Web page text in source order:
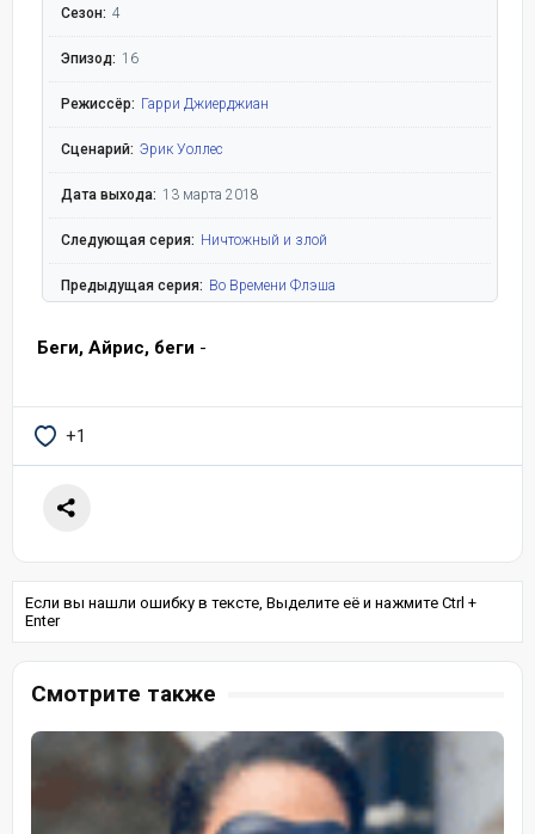
Сезон: 4
Эпизод: 16
Режиссёр: Гарри Джиерджиан
Сценарий: Эрик Уоллес
Дата выхода: 13 марта 2018
Следующая серия: Ничтожный и злой
Предыдущая серия: Во Времени Флэша
Беги, Айрис, беги -
+1
Если вы нашли ошибку в тексте, Выделите её и нажмите Ctrl +
Enter
Смотрите также